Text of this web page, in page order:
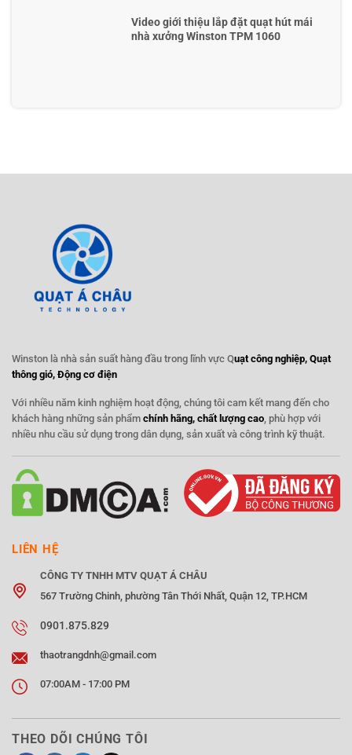
Video giới thiệu lắp đặt quạt hút mái
nhà xưởng Winston TPM 1060
Winston là nhà sản suất hàng đầu trong lĩnh vực Quạt công nghiệp, Quạt
thông gió, Động cơ điện
Với nhiều năm kinh nghiệm hoạt động, chúng tôi cam kết mang đến cho
khách hàng những sản phẩm chính hãng, chất lượng cao, phù hợp với
nhiều nhu cầu sử dụng trong dân dụng, sản xuất và công trình kỹ thuật.
LIÊN HỆ
CÔNG TY TNHH MTV QUẠT Á CHÂU
567 Trường Chinh, phường Tân Thới Nhất, Quận 12, TP.HCM
0901.875.829
thaotrangdnh@gmail.com
07:00AM - 17:00 PM
THEO DÕI CHÚNG TÔI